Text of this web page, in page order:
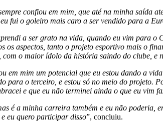
confiou em mim, que até na minha saída
fui o goleiro mais caro a ser vendido para a
a ser grato na vida, quando eu vim para
os aspectos, tanto o projeto esportivo mais o
o maior ídolo da história saindo do clube, e
em mim um potencial que eu estou dando a
para o terceiro, e estou só no meio do projeto.
e que eu não terminei ainda o que eu vim
é a minha carreira também e eu não poderia,
eu quero participar disso”, concluiu.